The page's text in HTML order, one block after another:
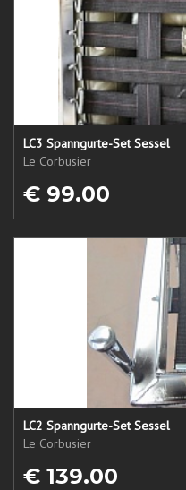
LC3 Spanngurte-Set Sessel
Le Corbusier
€ 99.00
LC2 Spanngurte-Set Sessel
Le Corbusier
€ 139.00